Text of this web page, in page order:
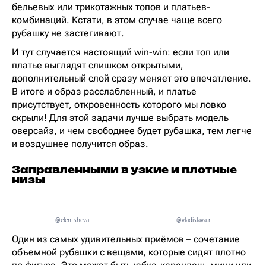
бельевых или трикотажных топов и платьев-
комбинаций. Кстати, в этом случае чаще всего
рубашку не застегивают.
И тут случается настоящий win-win: если топ или
платье выглядят слишком открытыми,
дополнительный слой сразу меняет это впечатление.
В итоге и образ расслабленный, и платье
присутствует, откровенность которого мы ловко
скрыли! Для этой задачи лучше выбрать модель
оверсайз, и чем свободнее будет рубашка, тем легче
и воздушнее получится образ.
Заправленными в узкие и плотные
низы
@elen_sheva @vladislava.r
Один из самых удивительных приёмов – сочетание
объемной рубашки с вещами, которые сидят плотно